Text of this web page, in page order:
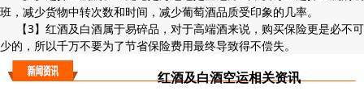
班，减少货物中转次数和时间，减少葡萄酒品质受印象的几率。
【3】红酒及白酒属于易碎品，对于高端酒来说，购买保险更是必不可
少的，所以千万不要为了节省保险费用最终导致得不偿失。
红酒及白酒空运相关资讯